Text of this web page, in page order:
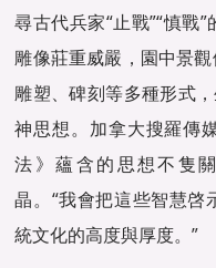
尋古代兵家“止戰”“慎戰
雕像莊重威嚴，園中景
雕塑、碑刻等多種形式
神思想。加拿大搜羅傳
法》蘊含的思想不隻
晶。“我會把這些智慧
統文化的高度與厚度。”